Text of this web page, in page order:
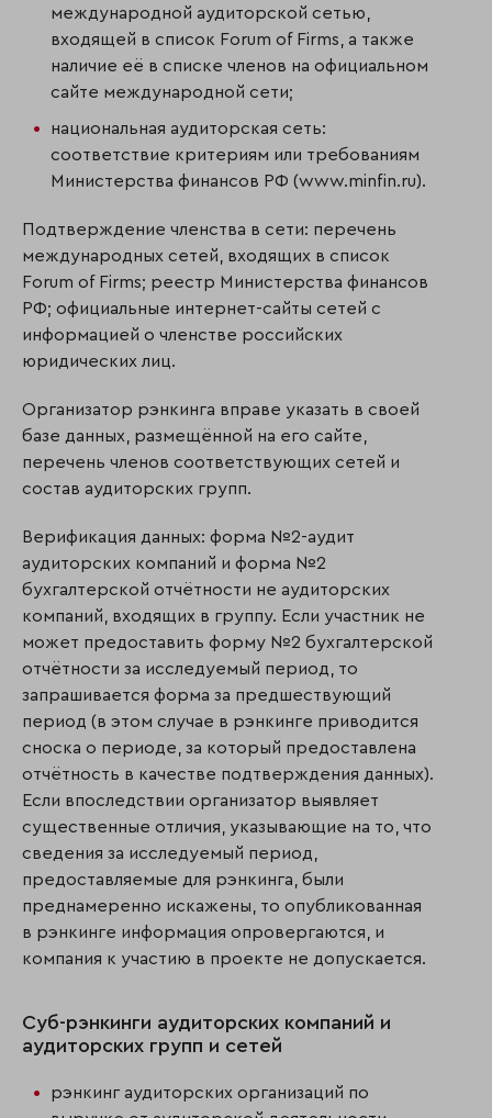
международной аудиторской сетью,
входящей в список Forum of Firms, а также
наличие её в списке членов на официальном
сайте международной сети;
национальная аудиторская сеть:
соответствие критериям или требованиям
Министерства финансов РФ (www.minfin.ru).
Подтверждение членства в сети: перечень
международных сетей, входящих в список
Forum of Firms; реестр Министерства финансов
РФ; официальные интернет-сайты сетей с
информацией о членстве российских
юридических лиц.
Организатор рэнкинга вправе указать в своей
базе данных, размещённой на его сайте,
перечень членов соответствующих сетей и
состав аудиторских групп.
Верификация данных: форма №2-аудит
аудиторских компаний и форма №2
бухгалтерской отчётности не аудиторских
компаний, входящих в группу. Если участник не
может предоставить форму №2 бухгалтерской
отчётности за исследуемый период, то
запрашивается форма за предшествующий
период (в этом случае в рэнкинге приводится
сноска о периоде, за который предоставлена
отчётность в качестве подтверждения данных).
Если впоследствии организатор выявляет
существенные отличия, указывающие на то, что
сведения за исследуемый период,
предоставляемые для рэнкинга, были
преднамеренно искажены, то опубликованная
в рэнкинге информация опровергаются, и
компания к участию в проекте не допускается.
Суб-рэнкинги аудиторских компаний и
аудиторских групп и сетей
рэнкинг аудиторских организаций по